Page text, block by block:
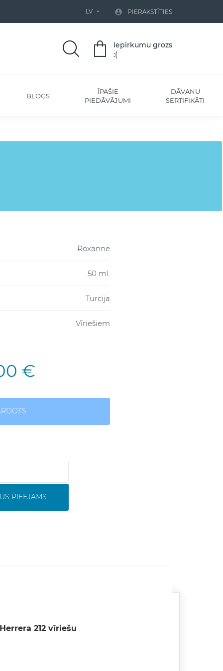
LV   PIERAKSTĪTIES
Iepirkumu grozs
:(
BLOGS
ĪPAŠIE
PIEDĀVĀJUMI
DĀVANU
SERTIFIKĀTI
Roxanne
50 ml.
Turcija
Vīriešiem
€
PIEEJAMS
212 vīriešu